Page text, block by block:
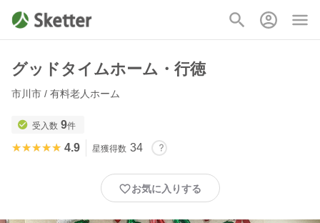
グッドタイムホーム・行徳
市川市 / 有料老人ホーム
受入数 9件
★★★★★
★★★★★ 4.9 星獲得数 34
お気に入りする